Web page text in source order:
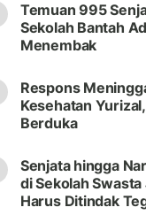
Temuan 995
Sekolah Bantah
Menembak
Respons
Kesehatan
Berduka
Senjata hingga
di Sekolah
Harus Ditindak